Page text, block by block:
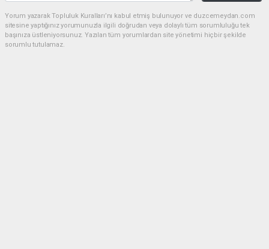
Yorum yazarak Topluluk Kuralları’nı kabul etmiş bulunuyor ve duzcemeydan.com
sitesine yaptığınız yorumunuzla ilgili doğrudan veya dolaylı tüm sorumluluğu tek
başınıza üstleniyorsunuz. Yazılan tüm yorumlardan site yönetimi hiçbir şekilde
sorumlu tutulamaz.